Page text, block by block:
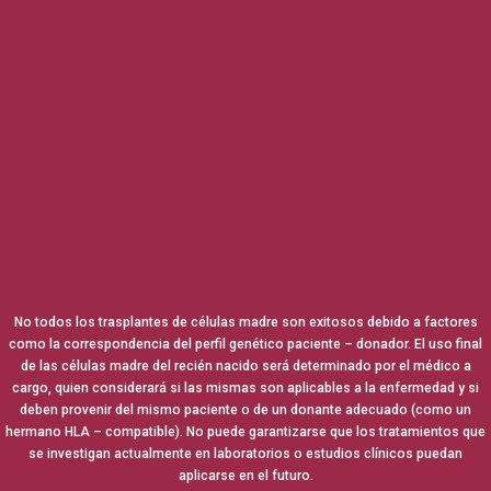
No todos los trasplantes de células madre son exitosos debido a factores
como la correspondencia del perfil genético paciente – donador. El uso final
de las células madre del recién nacido será determinado por el médico a
cargo, quien considerará si las mismas son aplicables a la enfermedad y si
deben provenir del mismo paciente o de un donante adecuado (como un
hermano HLA – compatible). No puede garantizarse que los tratamientos que
se investigan actualmente en laboratorios o estudios clínicos puedan
aplicarse en el futuro.